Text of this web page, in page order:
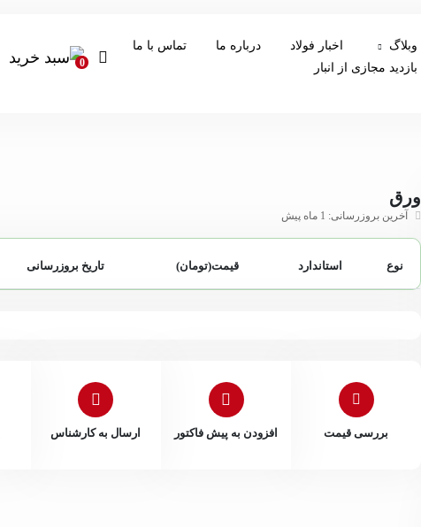
وبلاگ اخبار فولاد درباره ما
تماس با ما
بازدید مجازی از انبار
0
ورق
آخرین بروزرسانی: 1 ماه پیش
نوع استاندارد قیمت(تومان) تاریخ بروزرسانی
بررسی قیمت افزودن به پیش فاکتور ارسال به کارشناس